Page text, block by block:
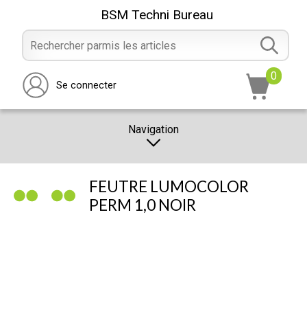
BSM Techni Bureau
Se connecter
0
Navigation
PROMOTION
FEUTRE LUMOCOLOR
PERM 1,0 NOIR